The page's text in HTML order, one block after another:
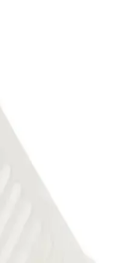
Yorumları
plastik klasörlerinin
odaklanan
klasörleri,
ihtiyaçlarınızı
Kalite